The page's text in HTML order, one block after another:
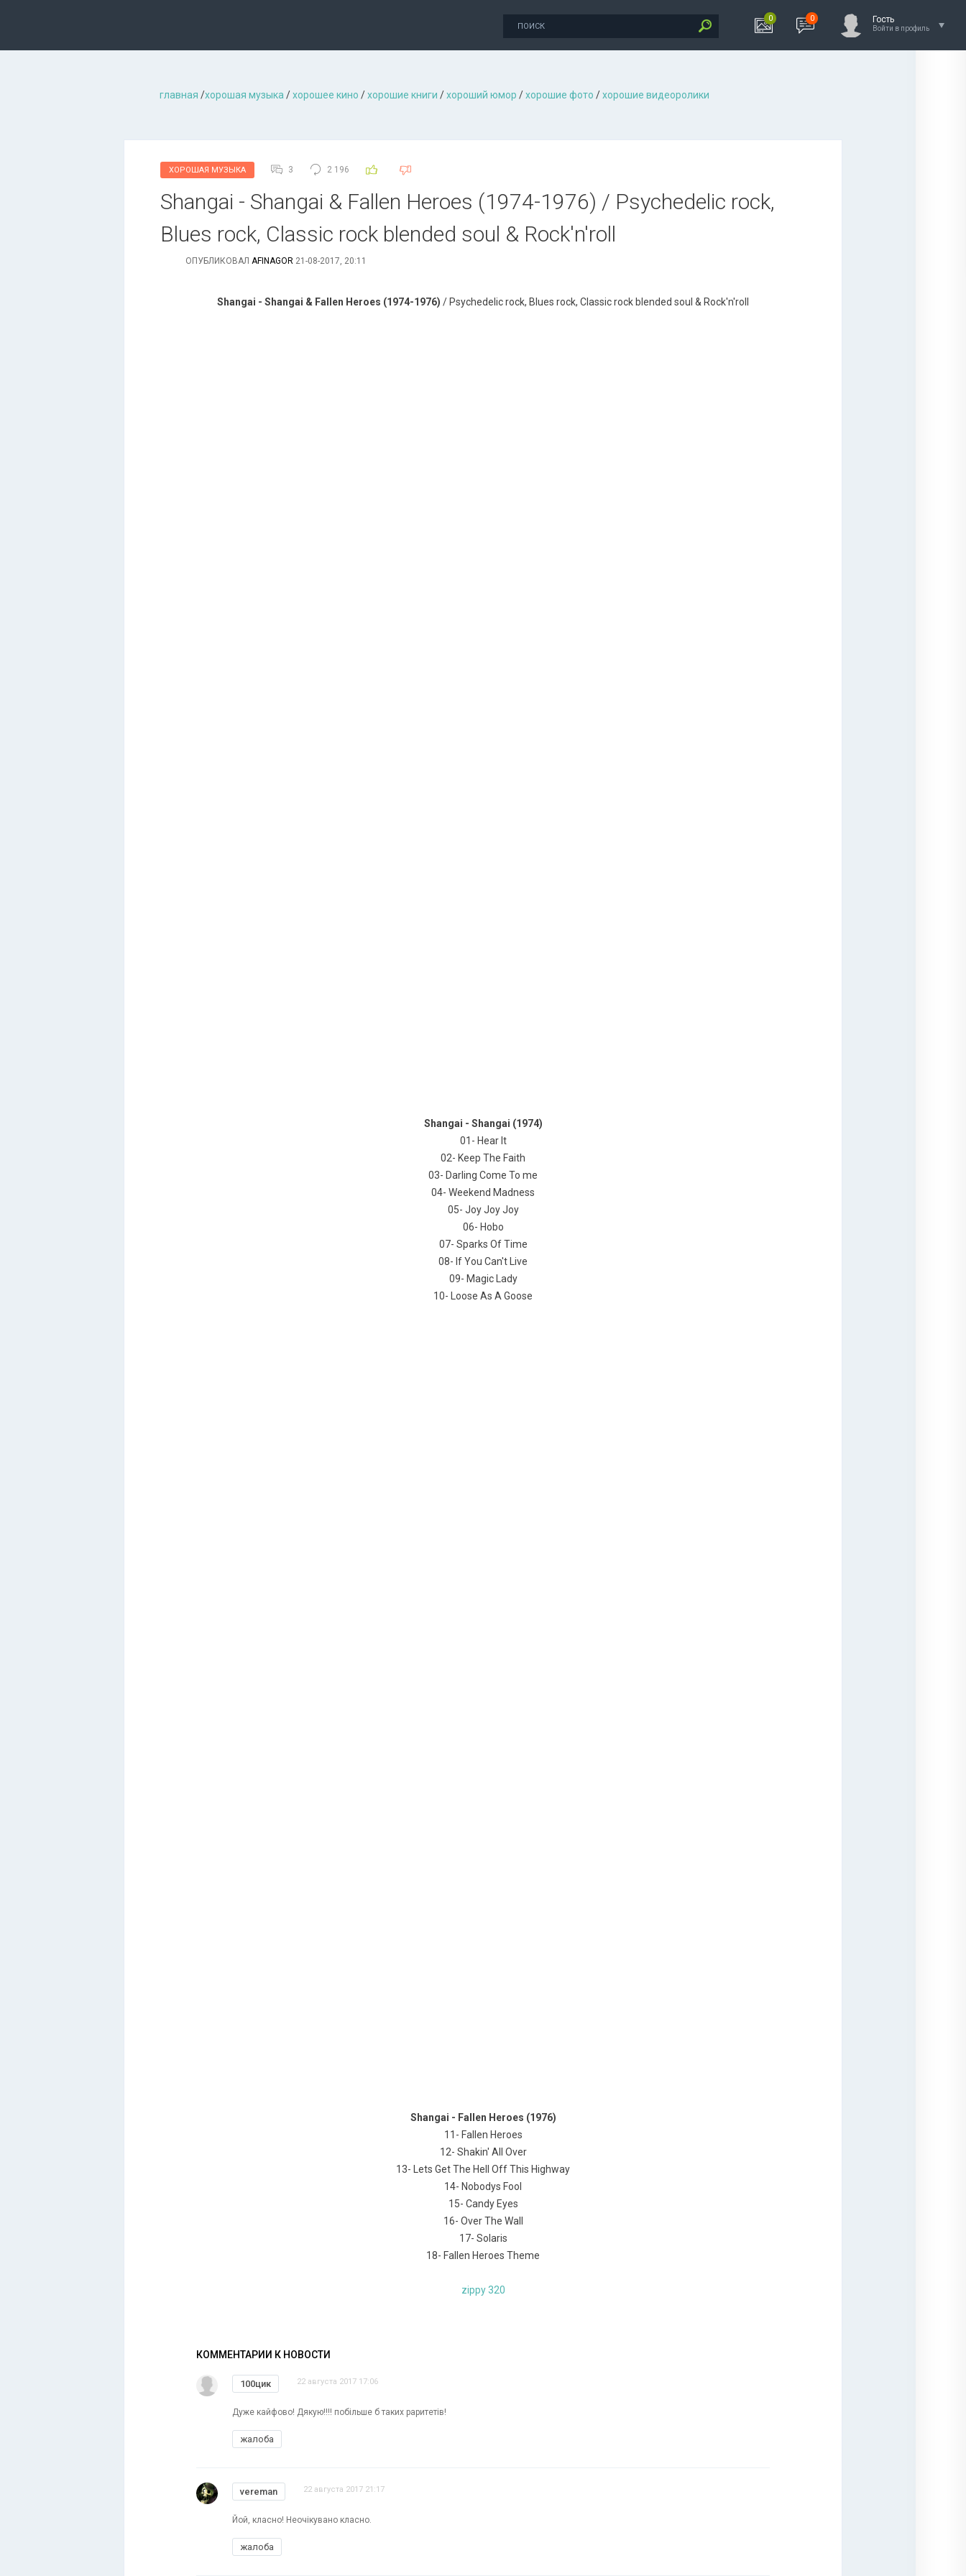
0 0 Гость
Войти в профиль
главная /хорошая музыкa /хорошее кино /хорошие книги /хороший юмор /хорошие фото /хорошие видеоролики
ХОРОШАЯ МУЗЫКА 3 2 196
Shangai - Shangai & Fallen Heroes (1974-1976) / Psychedelic rock,
Blues rock, Classic rock blended soul & Rock'n'roll
ОПУБЛИКОВАЛ AFINAGOR 21-08-2017, 20:11
Shangai - Shangai & Fallen Heroes (1974-1976) / Psychedelic rock, Blues rock, Classic rock blended soul & Rock'n'roll
Shangai - Shangai (1974)
01- Hear It
02- Keep The Faith
03- Darling Come To me
04- Weekend Madness
05- Joy Joy Joy
06- Hobo
07- Sparks Of Time
08- If You Can't Live
09- Magic Lady
10- Loose As A Goose
Shangai - Fallen Heroes (1976)
11- Fallen Heroes
12- Shakin' All Over
13- Lets Get The Hell Off This Highway
14- Nobodys Fool
15- Candy Eyes
16- Over The Wall
17- Solaris
18- Fallen Heroes Theme
zippy 320
КОММЕНТАРИИ К НОВОСТИ
100цик 22 августа 2017 17:06
Дуже кайфово! Дякую!!!! побільше б таких раритетів!
жалоба
vereman 22 августа 2017 21:17
Йой, класно! Неочікувано класно.
жалоба